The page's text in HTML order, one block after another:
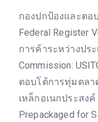
กองปกป้องและตอ
Federal Register
การค้าระหว่างประ
Commission:
ตอบโต้การทุ่มตลา
เหล็กอเนกประสงค์
Prepackaged for